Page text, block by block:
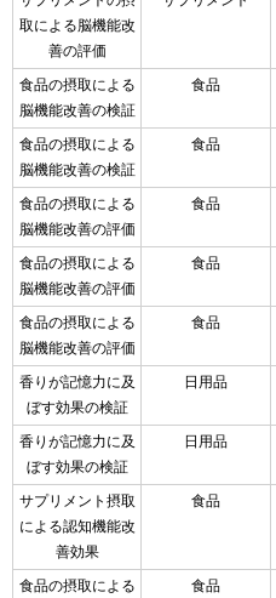
取による脳機能改
善の評価
食品の摂取による
脳機能改善の検証
食品
食品の摂取による
脳機能改善の検証
食品
食品の摂取による
脳機能改善の評価
食品
食品の摂取による
脳機能改善の評価
食品
食品の摂取による
脳機能改善の評価
食品
香りが記憶力に及
ぼす効果の検証
日用品
香りが記憶力に及
ぼす効果の検証
日用品
サプリメント摂取
による認知機能改
善効果
食品
食品の摂取による
食品